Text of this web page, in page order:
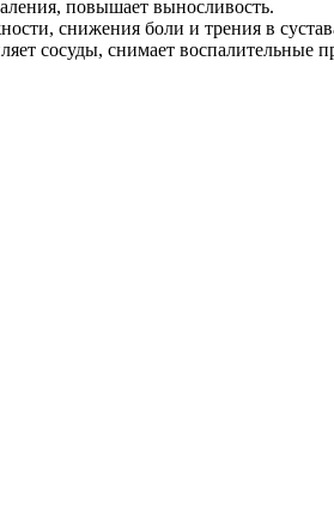
повышает выносливость.
снижения боли и трения в
сосуды, снимает воспалительные